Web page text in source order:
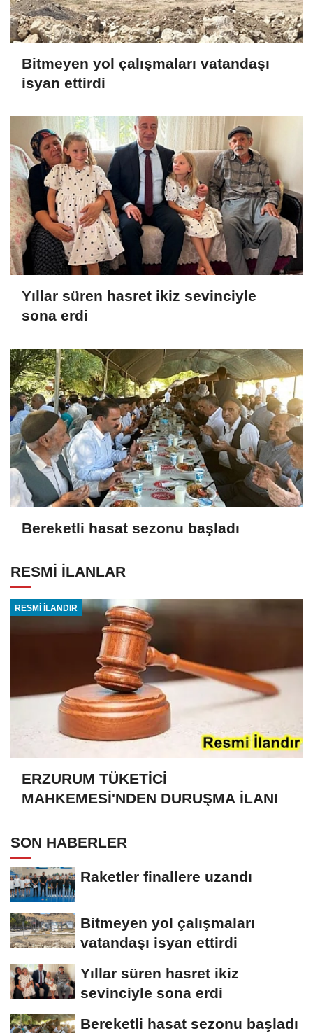
Bitmeyen yol çalışmaları vatandaşı
isyan ettirdi
Yıllar süren hasret ikiz sevinciyle
sona erdi
Bereketli hasat sezonu başladı
RESMİ İLANLAR
RESMİ İLANDIR
ERZURUM TÜKETİCİ
MAHKEMESİ'NDEN DURUŞMA İLANI
SON HABERLER
Raketler finallere uzandı
Bitmeyen yol çalışmaları
vatandaşı isyan ettirdi
Yıllar süren hasret ikiz
sevinciyle sona erdi
Bereketli hasat sezonu başladı